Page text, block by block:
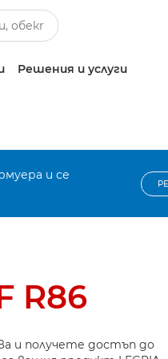
Решения и услуги
и се
R86
и получете достъп до